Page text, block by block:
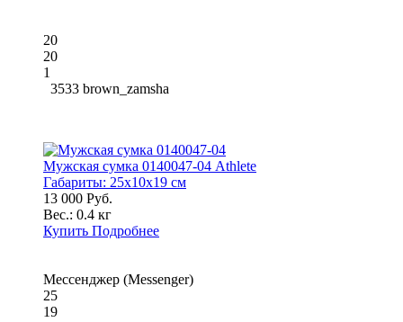
20
20
1
3533 brown_zamsha
Мужская сумка 0140047-04 Athlete
Габариты: 25x10x19 см
13 000 Руб.
Вес.: 0.4 кг
Купить Подробнее
Мессенджер (Messenger)
25
19